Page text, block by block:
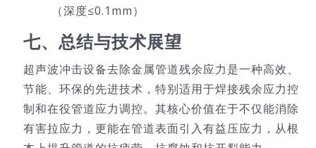
（深度≤0.1mm）
七、总结与技术展望
超声波冲击设备去除金属管道残余应力是一种高效、
节能、环保的先进技术，特别适用于焊接残余应力控
制和在役管道应力调控。其核心价值在于不仅能消除
有害拉应力，更能在管道表面引入有益压应力，从根